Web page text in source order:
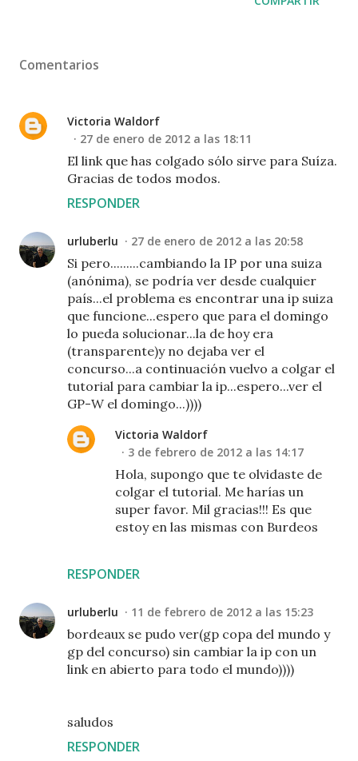
Comentarios
Victoria Waldorf
27 de enero de 2012 a las 18:11
El link que has colgado sólo sirve para Suíza.
Gracias de todos modos.
RESPONDER
urluberlu 27 de enero de 2012 a las 20:58
Si pero.........cambiando la IP por una suiza
(anónima), se podría ver desde cualquier
país...el problema es encontrar una ip suiza
que funcione...espero que para el domingo
lo pueda solucionar...la de hoy era
(transparente)y no dejaba ver el
concurso...a continuación vuelvo a colgar el
tutorial para cambiar la ip...espero...ver el
GP-W el domingo...))))
RESPONDER
Victoria Waldorf
3 de febrero de 2012 a las 14:17
Hola, supongo que te olvidaste de
colgar el tutorial. Me harías un
super favor. Mil gracias!!! Es que
estoy en las mismas con Burdeos
urluberlu 11 de febrero de 2012 a las 15:23
bordeaux se pudo ver(gp copa del mundo y
gp del concurso) sin cambiar la ip con un
link en abierto para todo el mundo))))
saludos
RESPONDER